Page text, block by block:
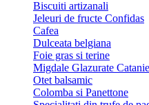
Biscuiti artizanali
Jeleuri de fructe Confidas
Cafea
Dulceata belgiana
Foie gras si terine
Migdale Glazurate
Otet balsamic
Colomba si Panettone